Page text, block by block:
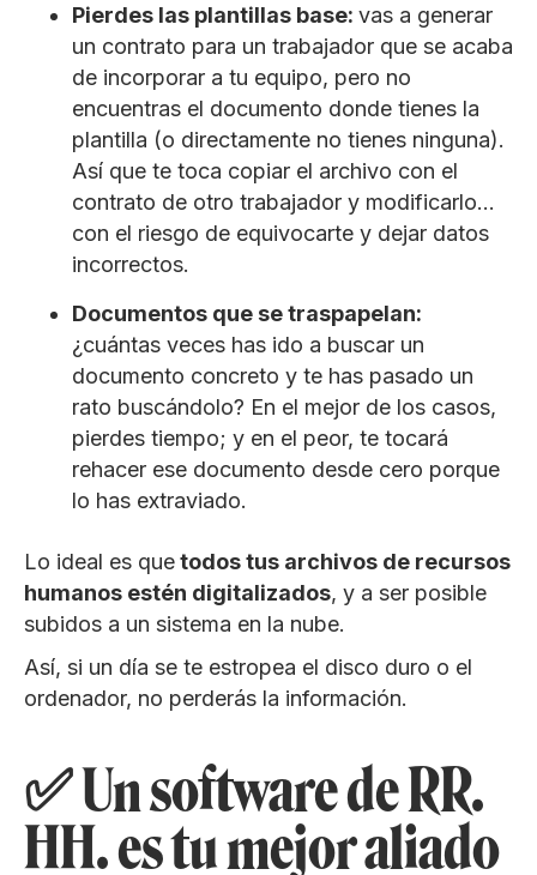
Pierdes las plantillas base: vas a generar
un contrato para un trabajador que se acaba
de incorporar a tu equipo, pero no
encuentras el documento donde tienes la
plantilla (o directamente no tienes ninguna).
Así que te toca copiar el archivo con el
contrato de otro trabajador y modificarlo…
con el riesgo de equivocarte y dejar datos
incorrectos.
Documentos que se traspapelan:
¿cuántas veces has ido a buscar un
documento concreto y te has pasado un
rato buscándolo? En el mejor de los casos,
pierdes tiempo; y en el peor, te tocará
rehacer ese documento desde cero porque
lo has extraviado.
Lo ideal es quetodos tus archivos de recursos
humanos estén digitalizados, y a ser posible
subidos a un sistema en la nube.
Así, si un día se te estropea el disco duro o el
ordenador, no perderás la información.
✅ Un software de RR.
HH. es tu mejor aliado